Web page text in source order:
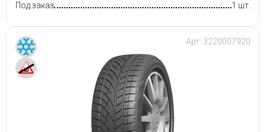
Под заказ 1 шт.
Арт: 3220007920